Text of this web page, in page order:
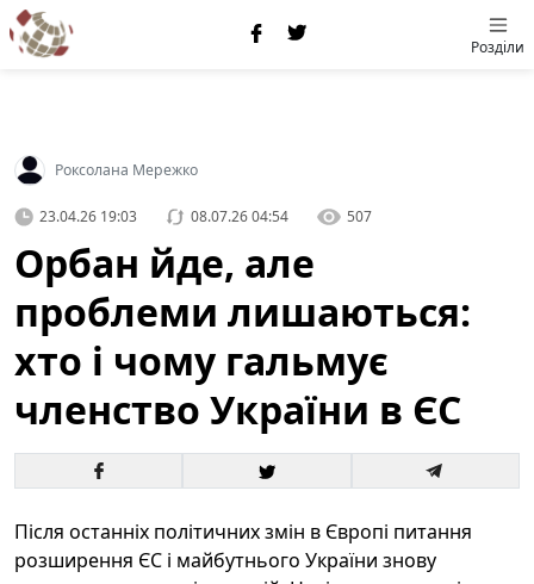
Розділи
Роксолана Мережко
23.04.26 19:03 08.07.26 04:54 507
Орбан йде, але
проблеми лишаються:
хто і чому гальмує
членство України в ЄС
Після останніх політичних змін в Європі питання
розширення ЄС і майбутнього України знову